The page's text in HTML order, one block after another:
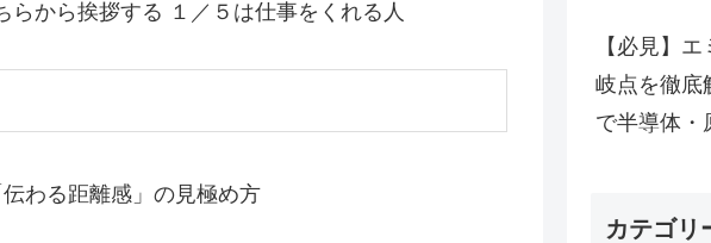
から挨拶する １／５は仕事をくれる人
わる距離感」の見極め方
【必見】
岐点を徹底
で半導体・
カテゴリ